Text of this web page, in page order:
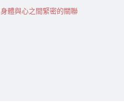
身體與心之間緊密的關聯